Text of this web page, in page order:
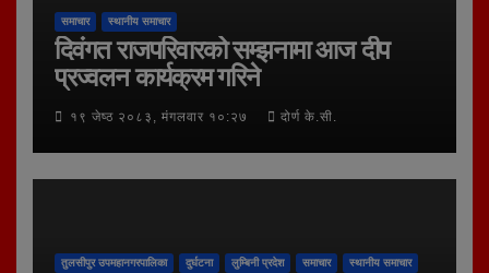
समाचार स्थानीय समाचार
दिवंगत राजपरिवारको सम्झनामा आज दीप
प्रज्वलन कार्यक्रम गरिने
१९ जेष्ठ २०८३, मंगलवार १०:२७ दोर्ण के.सी.
तुलसीपुर उपमहानगरपालिका दुर्घटना लुम्बिनी प्रदेश समाचार स्थानीय समाचार